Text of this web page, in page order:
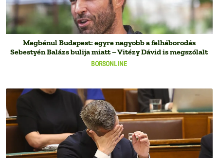
BORSONLINE
Megbénul Budapest: egyre nagyobb a felháborodás
Sebestyén Balázs bulija miatt – Vitézy Dávid is megszólalt